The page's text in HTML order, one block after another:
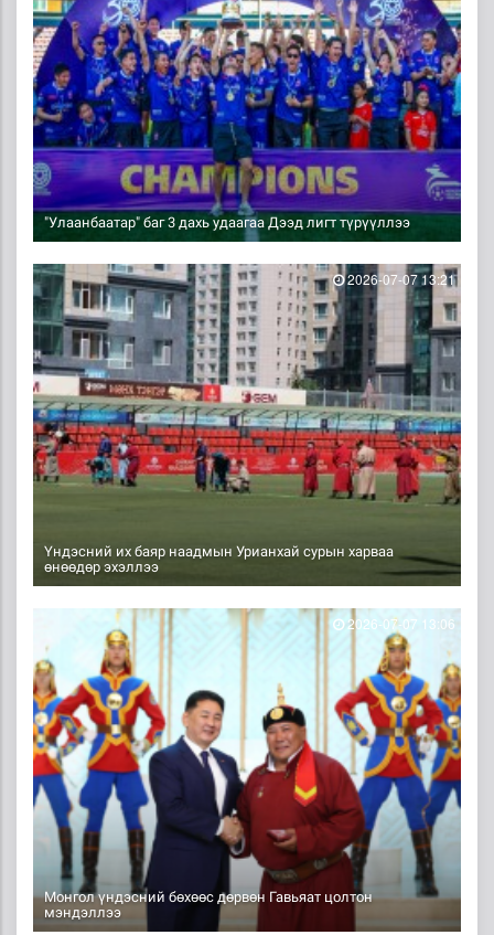
"Улаанбаатар" баг 3 дахь удаагаа Дээд лигт түрүүллээ
Үндэсний их баяр наадмын Урианхай сурын харваа
өнөөдөр эхэллээ
2026-07-07 13:21
Монгол үндэсний бөхөөс дөрвөн Гавьяат цолтон
мэндэллээ
2026-07-07 13:06